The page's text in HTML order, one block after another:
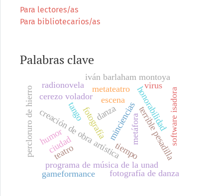
Para lectores/as
Para bibliotecarios/as
Palabras clave
fotografía
escena
teatro
danza
creación de obra artística
programa de música de la unad
minciencias
fotografía de danza
tango
cerezo volador
terrible pesadilla
honorabilidad
metateatro
radionovela
iván barlaham montoya
percloruro de hierro humor
tiempo
gameformance
software isadora
metáfora
virus
ciudad